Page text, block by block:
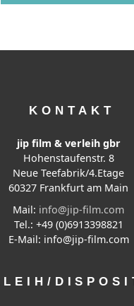
KONTAKT
jip film & verleih gbr
Hohenstaufenstr. 8
Neue Teefabrik/4.Etage
60327 Frankfurt am Main
Mail: info@jip-film.com
Tel.: +49 (0)6913398821
E-Mail: info@jip-film.com